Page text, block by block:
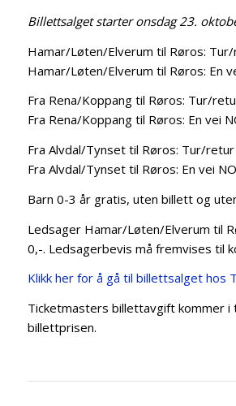
Billettsalget starter onsdag 23.
Hamar/Løten/Elverum til Røros:
Hamar/Løten/Elverum til Røros: En
Fra Rena/Koppang til Røros: Tur/
Fra Rena/Koppang til Røros: En vei
Fra Alvdal/Tynset til Røros: Tur/
Fra Alvdal/Tynset til Røros: En vei
Barn 0-3 år gratis, uten billett og
Ledsager Hamar/Løten/Elverum til
0,-. Ledsagerbevis må fremvises til
Klikk her for å gå til billettsalget hos
Ticketmasters billettavgift kommer i
billettprisen.